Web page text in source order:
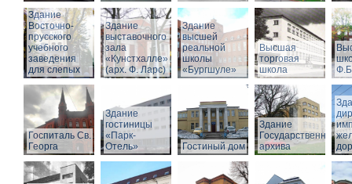
Здание
Восточно-
прусского
учебного
заведения
для слепых
Здание
выставочного
зала
«Кунстхалле»
(арх. Ф. Ларс)
Здание
высшей
реальной
школы
«Бургшуле»
Высшая
торговая
школа
Госпиталь Св.
Георга
Здание
гостиницы
«Парк-
Отель»
Гостиный дом
Здание
Государственного
архива